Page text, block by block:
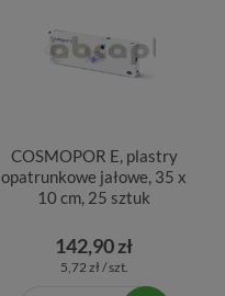
COSMOPOR E, plastry
opatrunkowe jałowe, 35 x
10 cm, 25 sztuk
142,90 zł
5,72 zł / szt.